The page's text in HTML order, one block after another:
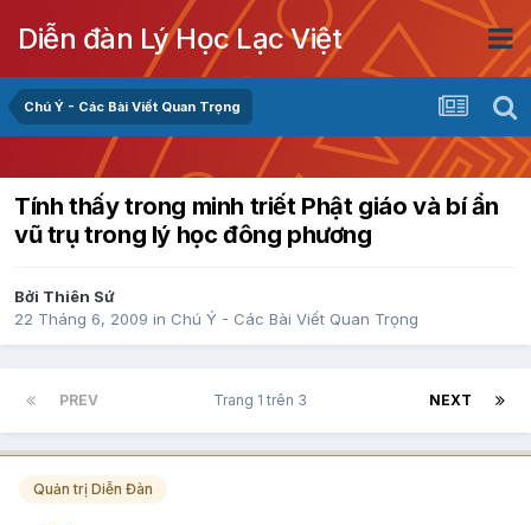
Diễn đàn Lý Học Lạc Việt
Chú Ý - Các Bài Viết Quan Trọng
Tính thấy trong minh triết Phật giáo và bí ẩn
vũ trụ trong lý học đông phương
Bởi Thiên Sứ
22 Tháng 6, 2009 in Chú Ý - Các Bài Viết Quan Trọng
PREV NEXT
Trang 1 trên 3
Quản trị Diễn Đàn